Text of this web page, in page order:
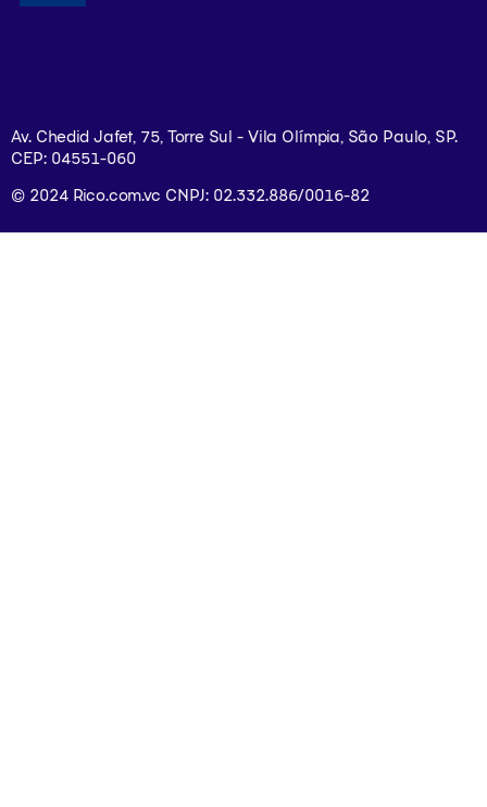
Av. Chedid Jafet, 75, Torre Sul - Vila Olímpia, São Paulo, SP.
CEP: 04551-060
© 2024 Rico.com.vc CNPJ: 02.332.886/0016-82